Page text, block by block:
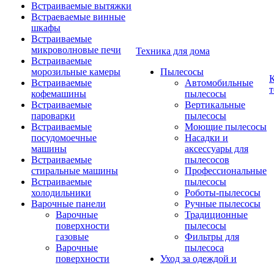
Встраиваемые вытяжки
Встраеваемые винные
шкафы
Встраиваемые
микроволновые печи
Встраиваемые
морозильные камеры
Встраиваемые
кофемашины
Встраиваемые
пароварки
Встраиваемые
посудомоечные
машины
Встраиваемые
стиральные машины
Встраиваемые
холодильники
Варочные панели
Варочные
поверхности
газовые
Варочные
поверхности
Техника для дома
Пылесосы
Автомобильные
пылесосы
Вертикальные
пылесосы
Моющие пылесосы
Насадки и
аксессуары для
пылесосов
Профессиональные
пылесосы
Роботы-пылесосы
Ручные пылесосы
Традиционные
пылесосы
Фильтры для
пылесоса
Уход за одеждой и